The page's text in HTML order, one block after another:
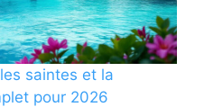
saintes et la
pour 2026